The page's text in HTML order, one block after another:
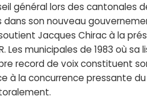
général lors des cantonales
son nouveau
Jacques Chirac à la
Les municipales de 1983 où
record de voix constituent
à la concurrence pressante